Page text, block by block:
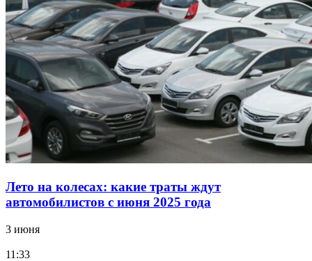
Лето на колесах: какие траты ждут
автомобилистов с июня 2025 года
3 июня
11:33